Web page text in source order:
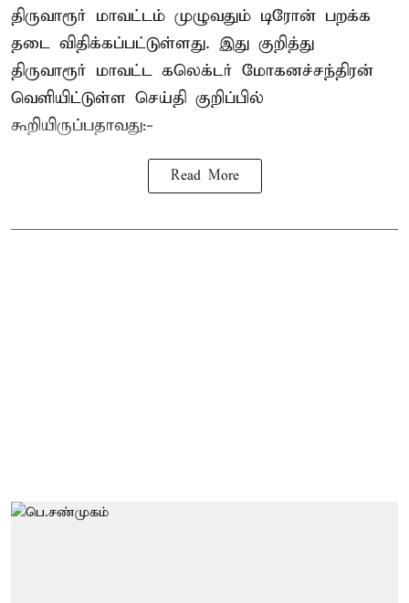
திருவாரூர் மாவட்டம் முழுவதும் டிரோன் பறக்க
தடை விதிக்கப்பட்டுள்ளது. இது குறித்து
திருவாரூர் மாவட்ட கலெக்டர் மோகனச்சந்திரன்
வெளியிட்டுள்ள செய்தி குறிப்பில்
கூறியிருப்பதாவது:-
Read More